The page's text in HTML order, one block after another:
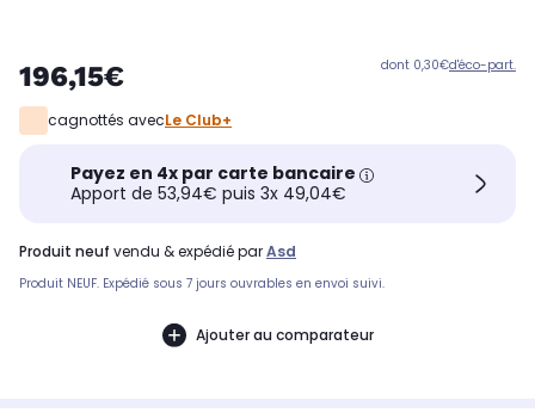
196,15€ dont 0,30€d'éco-part.
cagnottés avecLe Club+
Payez en 4x par carte bancaire
Apport de 53,94€ puis 3x 49,04€
produit neuf vendu & expédié parAsd
Produit NEUF. Expédié sous 7 jours ouvrables en envoi suivi.
Ajouter au comparateur